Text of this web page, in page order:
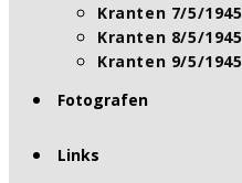
Kranten 7/5/1945
Kranten 8/5/1945
Kranten 9/5/1945
Fotografen
Links